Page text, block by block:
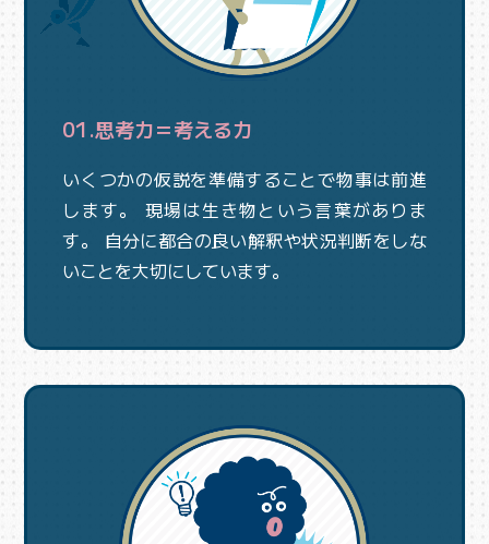
01.思考力＝考える力
いくつかの仮説を準備することで物事は前進
します。 現場は生き物という言葉がありま
す。 自分に都合の良い解釈や状況判断をしな
いことを大切にしています。